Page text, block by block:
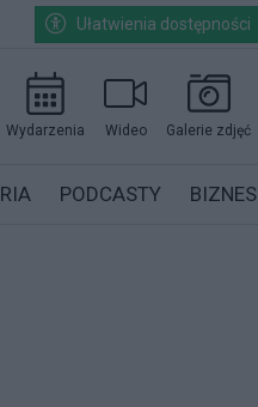
Ułatwienia dostępności
Wydarzenia Wideo Galerie zdjęć
PODCASTY BIZNES